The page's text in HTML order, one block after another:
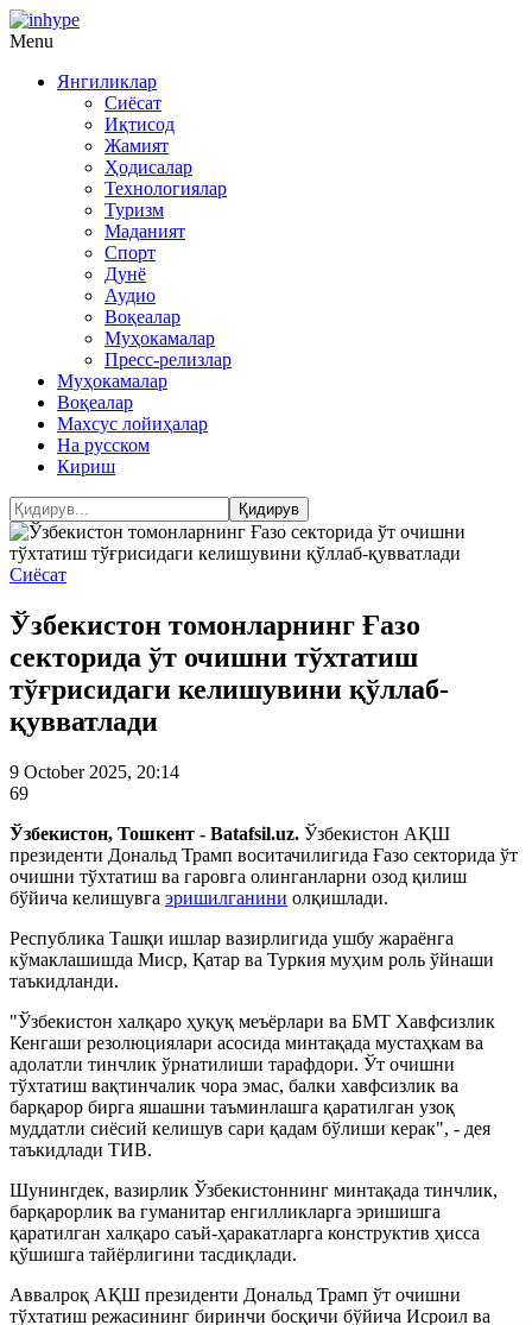
Menu
Янгиликлар
Сиёсат
Иқтисод
Жамият
Ҳодисалар
Технологиялар
Туризм
Маданият
Спорт
Дунё
Аудио
Воқеалар
Муҳокамалар
Пресс-релизлар
Муҳокамалар
Воқеалар
Махсус лойиҳалар
На русском
Кириш
Сиёсат
Ўзбекистон томонларнинг Ғазо
секторида ўт очишни тўхтатиш
тўғрисидаги келишувини қўллаб-
қувватлади
9 October 2025, 20:14
69
Ўзбекистон, Тошкент - Batafsil.uz. Ўзбекистон АҚШ
президенти Дональд Трамп воситачилигида Ғазо секторида ўт
очишни тўхтатиш ва гаровга олинганларни озод қилиш
бўйича келишувга эришилганини олқишлади.
Республика Ташқи ишлар вазирлигида ушбу жараёнга
кўмаклашишда Миср, Қатар ва Туркия муҳим роль ўйнаши
таъкидланди.
"Ўзбекистон халқаро ҳуқуқ меъёрлари ва БМТ Хавфсизлик
Кенгаши резолюциялари асосида минтақада мустаҳкам ва
адолатли тинчлик ўрнатилиши тарафдори. Ўт очишни
тўхтатиш вақтинчалик чора эмас, балки хавфсизлик ва
барқарор бирга яшашни таъминлашга қаратилган узоқ
муддатли сиёсий келишув сари қадам бўлиши керак", - дея
таъкидлади ТИВ.
Шунингдек, вазирлик Ўзбекистоннинг минтақада тинчлик,
барқарорлик ва гуманитар енгилликларга эришишга
қаратилган халқаро саъй-ҳаракатларга конструктив ҳисса
қўшишга тайёрлигини тасдиқлади.
Аввалроқ АҚШ президенти Дональд Трамп ўт очишни
тўхтатиш режасининг биринчи босқичи бўйича Исроил ва